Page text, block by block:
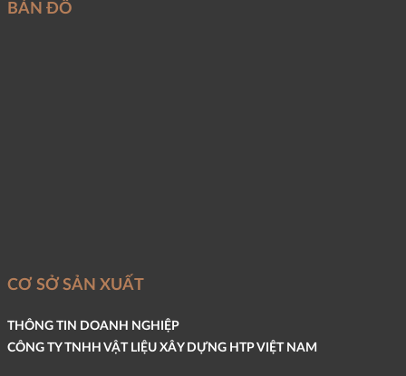
BẢN ĐỒ
CƠ SỞ SẢN XUẤT
THÔNG TIN DOANH NGHIỆP
CÔNG TY TNHH VẬT LIỆU XÂY DỰNG HTP VIỆT NAM